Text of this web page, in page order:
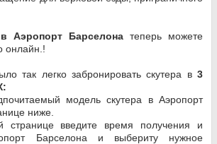
Аэропорт Барселона теперь можете
онлайн.!
так легко забронировать скутера в 3
модель скутера в Аэропорт
ниже.
введите время получения и
Барселона и выбериту нужное